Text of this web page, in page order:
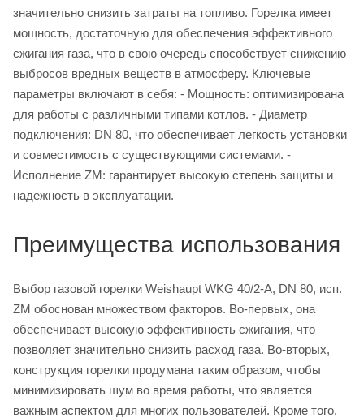
значительно снизить затраты на топливо. Горелка имеет
мощность, достаточную для обеспечения эффективного
сжигания газа, что в свою очередь способствует снижению
выбросов вредных веществ в атмосферу. Ключевые
параметры включают в себя: - Мощность: оптимизирована
для работы с различными типами котлов. - Диаметр
подключения: DN 80, что обеспечивает легкость установки
и совместимость с существующими системами. -
Исполнение ZM: гарантирует высокую степень защиты и
надежность в эксплуатации.
Преимущества использования
Выбор газовой горелки Weishaupt WKG 40/2-A, DN 80, исп.
ZM обоснован множеством факторов. Во-первых, она
обеспечивает высокую эффективность сжигания, что
позволяет значительно снизить расход газа. Во-вторых,
конструкция горелки продумана таким образом, чтобы
минимизировать шум во время работы, что является
важным аспектом для многих пользователей. Кроме того,